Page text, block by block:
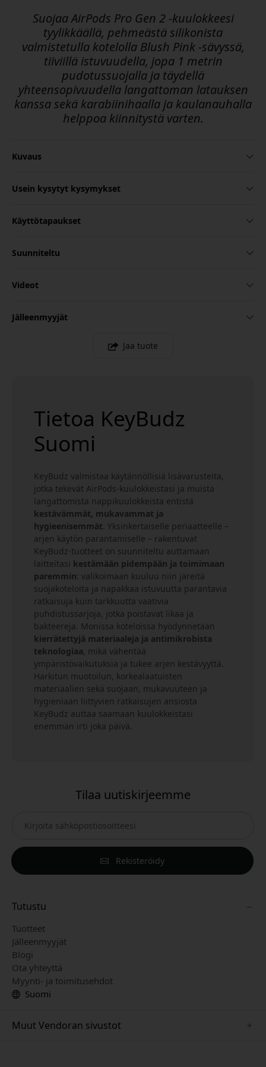
Suojaa AirPods Pro Gen 2 -kuulokkeesi
tyylikkäällä, pehmeästä silikonista
valmistetulla kotelolla Blush Pink -sävyssä,
tiiviillä istuvuudella, jopa 1 metrin
pudotussuojalla ja täydellä
yhteensopivuudella langattoman latauksen
kanssa sekä karabiinihaalla ja kaulanauhalla
helppoa kiinnitystä varten.
Kuvaus
Usein kysytyt kysymykset
Käyttötapaukset
Suunniteltu
Videot
Jälleenmyyjät
Jaa tuote
Tietoa KeyBudz
Suomi
KeyBudz valmistaa käytännöllisiä lisävarusteita,
jotka tekevät AirPods-kuulokkeistasi ja muista
langattomista nappikuulokkeista entistä
kestävämmät, mukavammat ja
hygieenisemmät. Yksinkertaiselle periaatteelle –
arjen käytön parantamiselle – rakentuvat
KeyBudz-tuotteet on suunniteltu auttamaan
laitteitasi kestämään pidempään ja toimimaan
paremmin: valikoimaan kuuluu niin järeitä
suojakoteloita ja napakkaa istuvuutta parantavia
ratkaisuja kuin tarkkuutta vaativia
puhdistussarjoja, jotka poistavat likaa ja
bakteereja. Monissa koteloissa hyödynnetään
kierrätettyjä materiaaleja ja antimikrobista
teknologiaa, mikä vähentää
ympäristövaikutuksia ja tukee arjen kestävyyttä.
Harkitun muotoilun, korkealaatuisten
materiaalien sekä suojaan, mukavuuteen ja
hygieniaan liittyvien ratkaisujen ansiosta
KeyBudz auttaa saamaan kuulokkeistasi
enemmän irti joka päivä.
Tilaa uutiskirjeemme
Rekisteröidy
Tutustu
Tuotteet
Jälleenmyyjät
Blogi
Ota yhteyttä
Myynti- ja toimitusehdot
Suomi
Muut Vendoran sivustot